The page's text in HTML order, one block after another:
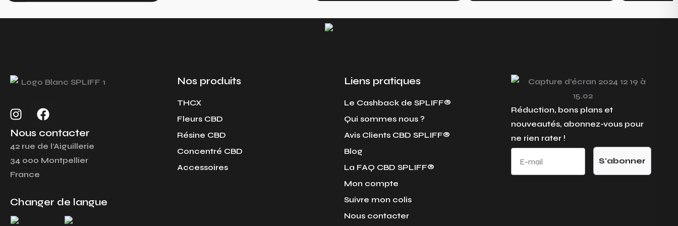
I
n
s
t
a
g
a
m
F
a
c
e
b
Nous contacter
42 rue de l’Aiguillerie
34 000 Montpellier
France
Changer de langue
Nos produits
THCX
Fleurs CBD
Résine CBD
Concentré CBD
Accessoires
Liens pratiques
Le Cashback de SPLIFF®
Qui sommes nous ?
Avis Clients CBD SPLIFF®
Blog
La FAQ CBD SPLIFF®
Mon compte
Suivre mon colis
Nous contacter
Réduction, bons plans et
nouveautés, abonnez-vous pour
ne rien rater !
E-mail
S'abonner